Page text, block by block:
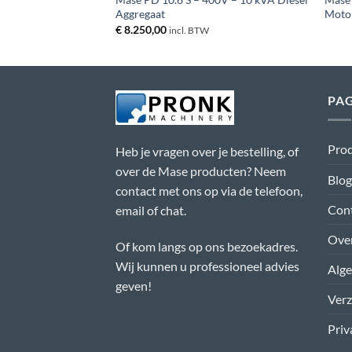
Aggregaat
€8.250,00 incl. BTW
Heb je vragen over je bestelling, of
over de Mase producten? Neem
contact met ons op via de telefoon,
email of chat.
Of kom langs op ons bezoekadres.
Wij kunnen u professioneel advies
geven!
Blog